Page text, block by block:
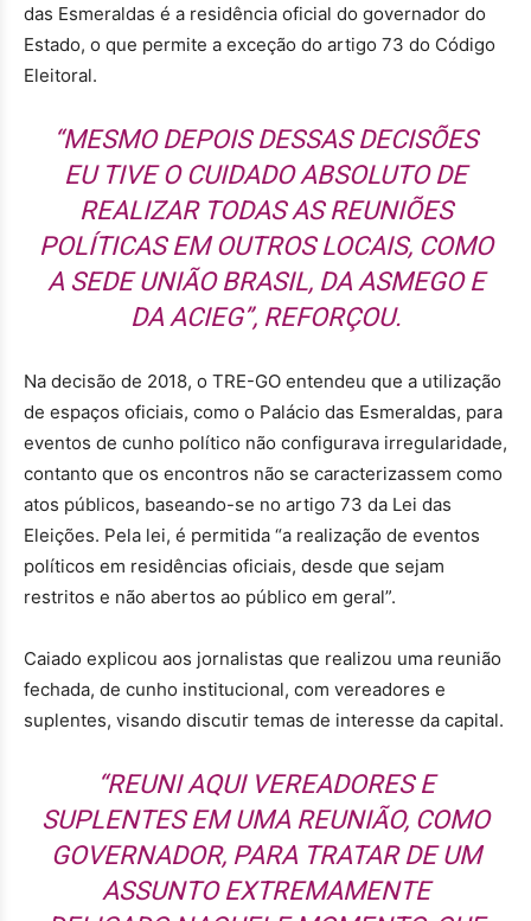
das Esmeraldas é a residência oficial do governador do
Estado, o que permite a exceção do artigo 73 do Código
Eleitoral.
“MESMO DEPOIS DESSAS DECISÕES
EU TIVE O CUIDADO ABSOLUTO DE
REALIZAR TODAS AS REUNIÕES
POLÍTICAS EM OUTROS LOCAIS, COMO
A SEDE UNIÃO BRASIL, DA ASMEGO E
DA ACIEG”, REFORÇOU.
Na decisão de 2018, o TRE-GO entendeu que a utilização
de espaços oficiais, como o Palácio das Esmeraldas, para
eventos de cunho político não configurava irregularidade,
contanto que os encontros não se caracterizassem como
atos públicos, baseando-se no artigo 73 da Lei das
Eleições. Pela lei, é permitida “a realização de eventos
políticos em residências oficiais, desde que sejam
restritos e não abertos ao público em geral”.
Caiado explicou aos jornalistas que realizou uma reunião
fechada, de cunho institucional, com vereadores e
suplentes, visando discutir temas de interesse da capital.
“REUNI AQUI VEREADORES E
SUPLENTES EM UMA REUNIÃO, COMO
GOVERNADOR, PARA TRATAR DE UM
ASSUNTO EXTREMAMENTE